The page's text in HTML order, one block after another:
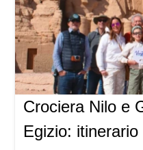
Crociera Nilo e
Egizio: